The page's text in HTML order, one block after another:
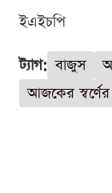
ইএইচপি
ট্যাগ: বাজুস
আজকের